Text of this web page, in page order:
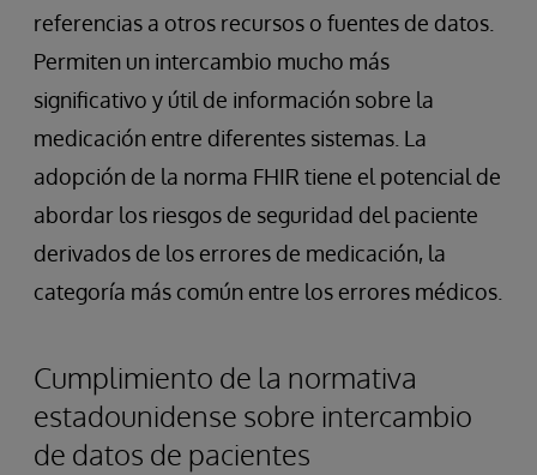
referencias a otros recursos o fuentes de datos.
Permiten un intercambio mucho más
significativo y útil de información sobre la
medicación entre diferentes sistemas. La
adopción de la norma FHIR tiene el potencial de
abordar los riesgos de seguridad del paciente
derivados de los errores de medicación, la
categoría más común entre los errores médicos.
Cumplimiento de la normativa
estadounidense sobre intercambio
de datos de pacientes